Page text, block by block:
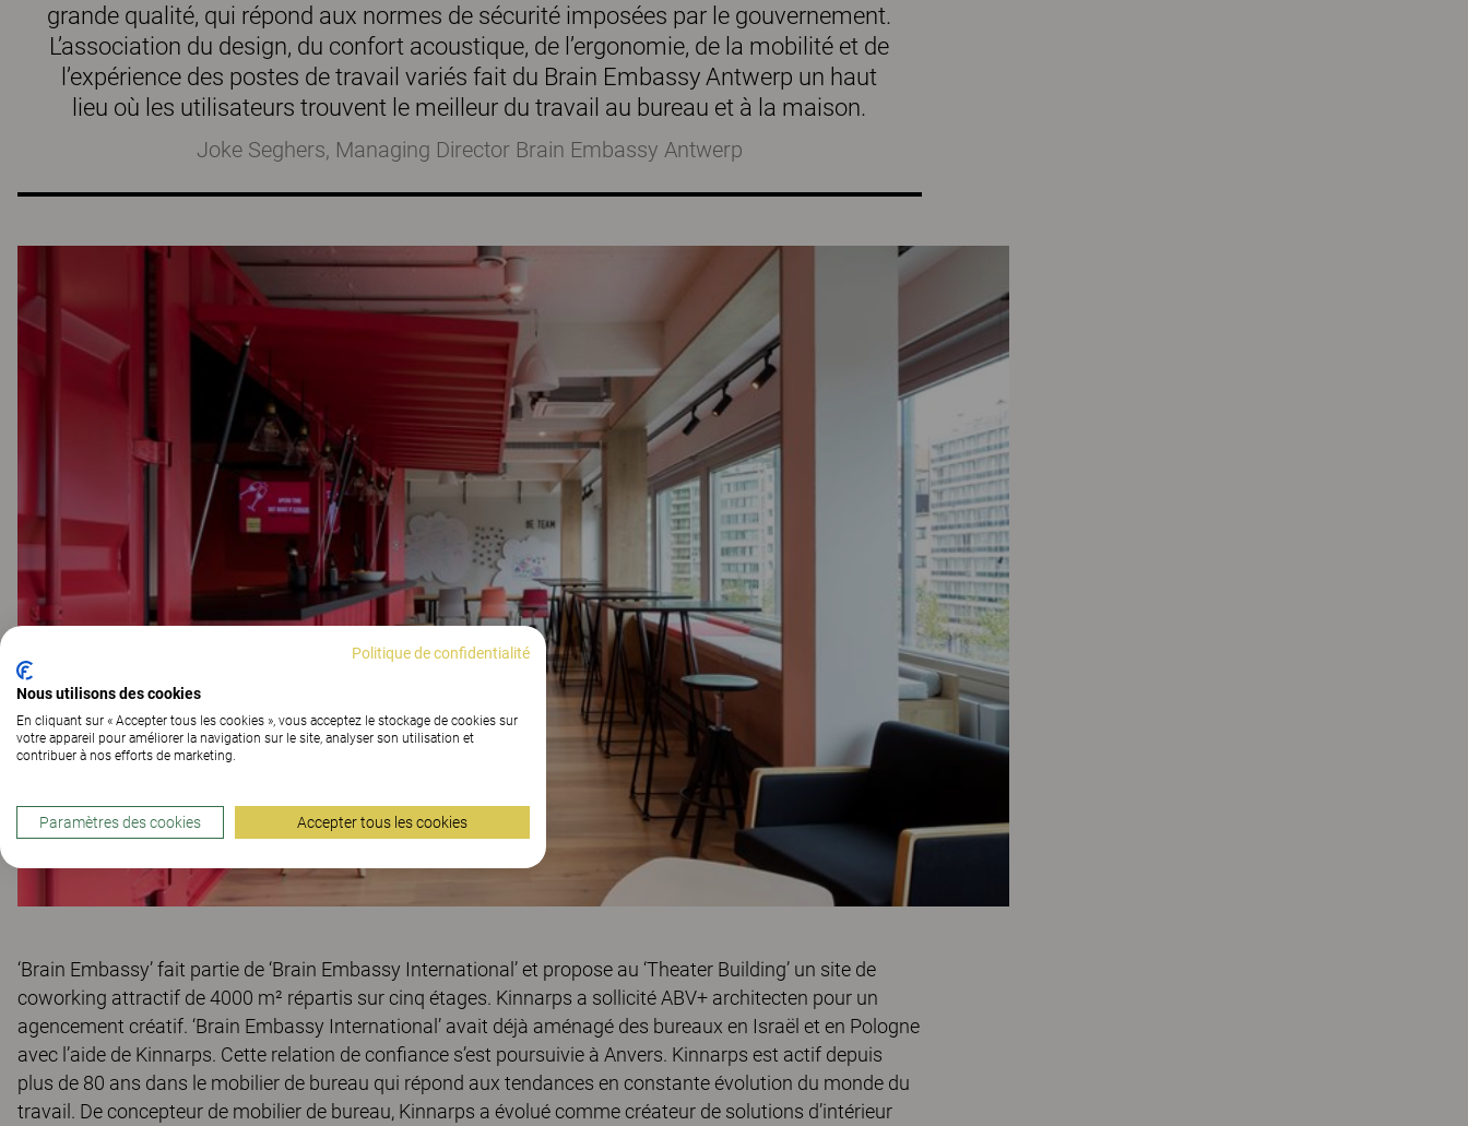
grande qualité, qui répond aux normes de sécurité imposées par le gouvernement.
L’association du design, du confort acoustique, de l’ergonomie, de la mobilité et de
l’expérience des postes de travail variés fait du Brain Embassy Antwerp un haut
lieu où les utilisateurs trouvent le meilleur du travail au bureau et à la maison.
Joke Seghers, Managing Director Brain Embassy Antwerp
‘Brain Embassy’ fait partie de ‘Brain Embassy International’ et propose au ‘Theater Building’ un site de
coworking attractif de 4000 m² répartis sur cinq étages. Kinnarps a sollicité ABV+ architecten pour un
agencement créatif. ‘Brain Embassy International’ avait déjà aménagé des bureaux en Israël et en Pologne
avec l’aide de Kinnarps. Cette relation de confiance s’est poursuivie à Anvers. Kinnarps est actif depuis
plus de 80 ans dans le mobilier de bureau qui répond aux tendances en constante évolution du monde du
travail. De concepteur de mobilier de bureau, Kinnarps a évolué comme créateur de solutions d’intérieur
Politique de confidentialité
Nous utilisons des cookies
En cliquant sur « Accepter tous les cookies », vous acceptez le stockage de cookies sur
votre appareil pour améliorer la navigation sur le site, analyser son utilisation et
contribuer à nos efforts de marketing.
Paramètres des cookies Accepter tous les cookies